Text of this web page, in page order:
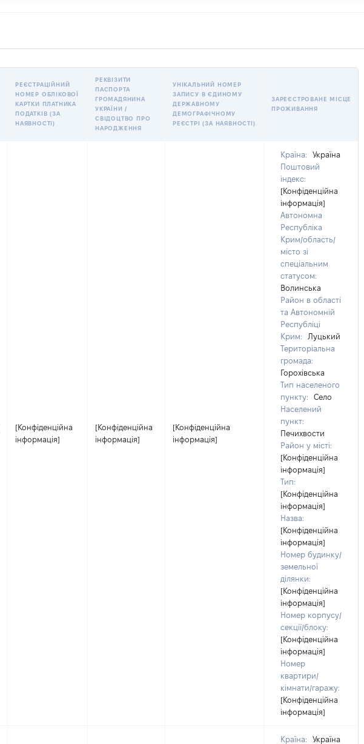
РЕЄСТРАЦІЙНИЙ
НОМЕР ОБЛІКОВОЇ
КАРТКИ ПЛАТНИКА
ПОДАТКІВ (ЗА
НАЯВНОСТІ)
РЕКВІЗИТИ
ПАСПОРТА
ГРОМАДЯНИНА
УКРАЇНИ /
СВІДОЦТВО ПРО
НАРОДЖЕННЯ
УНІКАЛЬНИЙ НОМЕР
ЗАПИСУ В ЄДИНОМУ
ДЕРЖАВНОМУ
ДЕМОГРАФІЧНОМУ
РЕЄСТРІ (ЗА НАЯВНОСТІ)
ЗАРЕЄСТРОВАНЕ МІСЦЕ
ПРОЖИВАННЯ
[Конфіденційна
інформація]
[Конфіденційна
інформація]
[Конфіденційна
інформація]
Країна:
Україна
Поштовий
індекс:
[Конфіденційна
інформація]
Автономна
Республіка
Крим/область/
місто зі
спеціальним
статусом:
Волинська
Район в області
та Автономній
Республіці
Крим:
Луцький
Територіальна
громада:
Горохівська
Тип населеного
пункту:
Село
Населений
пункт:
Печихвости
Район у місті:
[Конфіденційна
інформація]
Тип:
[Конфіденційна
інформація]
Назва:
[Конфіденційна
інформація]
Номер будинку/
земельної
ділянки:
[Конфіденційна
інформація]
Номер корпусу/
секції/блоку:
[Конфіденційна
інформація]
Номер
квартири/
кімнати/гаражу:
[Конфіденційна
інформація]
Країна: Україна